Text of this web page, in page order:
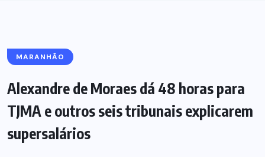
MARANHÃO
Alexandre de Moraes dá 48 horas para
TJMA e outros seis tribunais explicarem
supersalários